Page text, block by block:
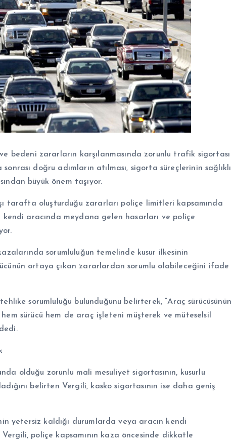
bedeni zararların karşılanmasında zorunlu trafik sigortası
doğru adımların atılması, sigorta süreçlerinin sağlıklı
büyük önem taşıyor.
tarafta oluşturduğu zararları poliçe limitleri kapsamında
kendi aracında meydana gelen hasarları ve poliçe
sorumluluğun temelinde kusur ilkesinin
ortaya çıkan zararlardan sorumlu olabileceğini ifade
sorumluluğu bulunduğunu belirterek, “Araç sürücüsünün
sürücü hem de araç işleteni müşterek ve müteselsil
olduğu zorunlu mali mesuliyet sigortasının, kusurlu
belirten Vergili, kasko sigortasının ise daha geniş
yetersiz kaldığı durumlarda veya aracın kendi
poliçe kapsamının kaza öncesinde dikkatle